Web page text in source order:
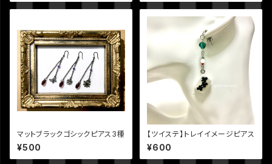
マットブラックゴシックピアス3種
¥500
【ツイステ】トレイイメージピアス
¥600